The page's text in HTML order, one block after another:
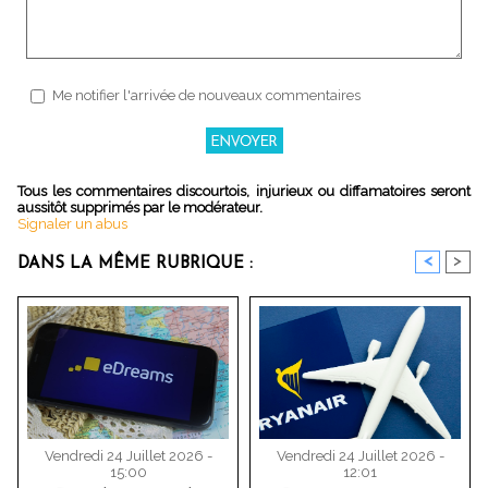
Me notifier l'arrivée de nouveaux commentaires
Tous les commentaires discourtois, injurieux ou diffamatoires seront
aussitôt supprimés par le modérateur.
Signaler un abus
DANS LA MÊME RUBRIQUE : < >
Vendredi 24 Juillet 2026 -
15:00
Vendredi 24 Juillet 2026 -
12:01